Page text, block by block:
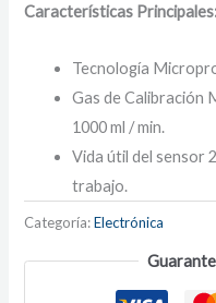
Características
Tecnología
Gas de Calibración
1000 ml / min.
Vida útil del sensor
trabajo.
Categoría:Electrónica